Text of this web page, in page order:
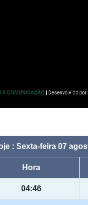
E COMUNICAÇÃO | Desenvolvido por